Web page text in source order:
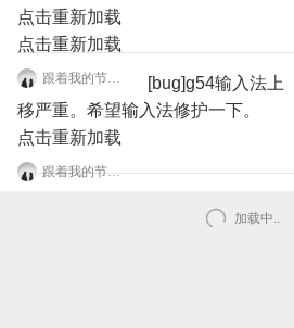
点击重新加载
点击重新加载
跟着我的节奏嗨起来
[bug]g54输入法上
移严重。希望输入法修护一下。
点击重新加载
跟着我的节奏嗨起来
加载中..